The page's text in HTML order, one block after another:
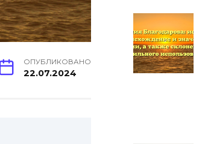
ОПУБЛИКОВАНО
22.07.2024